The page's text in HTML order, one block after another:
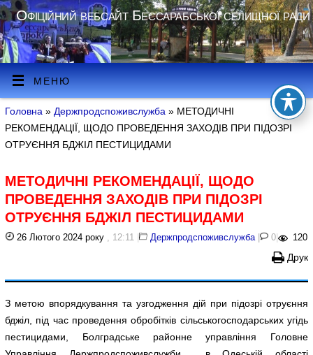
Офіційний вебсайт Бессарабської селищної ради
МЕНЮ
Головна » Держпродспоживслужба » МЕТОДИЧНІ
РЕКОМЕНДАЦІЇ, ЩОДО ПРОВЕДЕННЯ ЗАХОДІВ ПРИ ПІДОЗРІ
ОТРУЄННЯ БДЖІЛ ПЕСТИЦИДАМИ
МЕТОДИЧНІ РЕКОМЕНДАЦІЇ, ЩОДО
ПРОВЕДЕННЯ ЗАХОДІВ ПРИ ПІДОЗРІ
ОТРУЄННЯ БДЖІЛ ПЕСТИЦИДАМИ
26 Лютого 2024 року , 12:11 | Держпродспоживслужба| 0 | 120
Друк
З метою впорядкування та узгодження дій при підозрі отруєння
бджіл, під час проведення обробітків сільськогосподарських угідь
пестицидами, Болградське районне управління Головне